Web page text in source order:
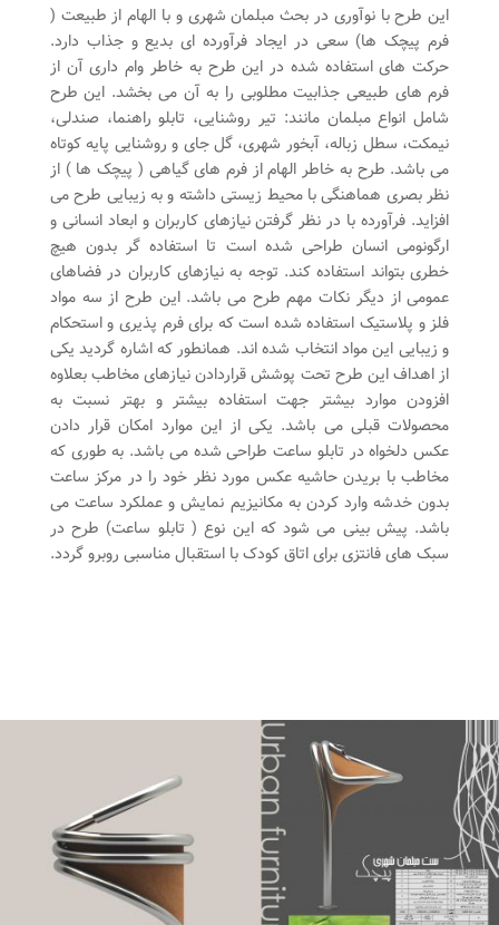
این طرح با نوآوری در بحث مبلمان شهری و با الهام از طبیعت (
فرم پیچک ها) سعی در ایجاد فرآورده ای بدیع و جذاب دارد.
حرکت های استفاده شده در این طرح به خاطر وام داری آن از
فرم های طبیعی جذابیت مطلوبی را به آن می بخشد. این طرح
شامل انواع مبلمان مانند: تیر روشنایی، تابلو راهنما، صندلی،
نیمکت، سطل زباله، آبخور شهری، گل جای و روشنایی پایه کوتاه
می باشد. طرح به خاطر الهام از فرم های گیاهی ( پیچک ها ) از
نظر بصری هماهنگی با محیط زیستی داشته و به زیبایی طرح می
افزاید. فرآورده با در نظر گرفتن نیازهای کاربران و ابعاد انسانی و
ارگونومی انسان طراحی شده است تا استفاده گر بدون هیچ
خطری بتواند استفاده کند. توجه به نیازهای کاربران در فضاهای
عمومی از دیگر نکات مهم طرح می باشد. این طرح از سه مواد
فلز و پلاستیک استفاده شده است که برای فرم پذیری و استحکام
و زیبایی این مواد انتخاب شده اند. همانطور که اشاره گردید یکی
از اهداف این طرح تحت پوشش قراردادن نیازهای مخاطب بعلاوه
افزودن موارد بیشتر جهت استفاده بیشتر و بهتر نسبت به
محصولات قبلی می باشد. یکی از این موارد امکان قرار دادن
عکس دلخواه در تابلو ساعت طراحی شده می باشد. به طوری که
مخاطب با بریدن حاشیه عکس مورد نظر خود را در مرکز ساعت
بدون خدشه وارد کردن به مکانیزیم نمایش و عملکرد ساعت می
باشد. پیش بینی می شود که این نوع ( تابلو ساعت) طرح در
سبک های فانتزی برای اتاق کودک با استقبال مناسبی روبرو گردد.